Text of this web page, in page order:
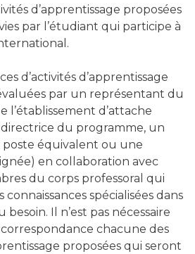
d’apprentissage proposées
par l’étudiant qui participe à
d’activités d’apprentissage
par un représentant du
l’établissement d’attache
du programme, un
équivalent ou une
en collaboration avec
du corps professoral qui
connaissances spécialisées dans
besoin. Il n’est pas nécessaire
chacune des
proposées qui seront